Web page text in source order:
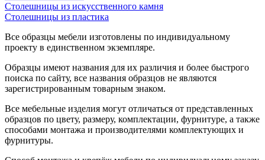
Столешницы из искусственного камня
Столешницы из пластика
Все образцы мебели изготовлены по индивидуальному
проекту в единственном экземпляре.
Образцы имеют названия для их различия и более быстрого
поиска по сайту, все названия образцов не являются
зарегистрированным товарным знаком.
Все мебельные изделия могут отличаться от представленных
образцов по цвету, размеру, комплектации, фурнитуре, а также
способами монтажа и производителями комплектующих и
фурнитуры.